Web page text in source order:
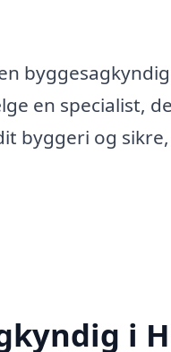
en specialist,
byggeri og
i